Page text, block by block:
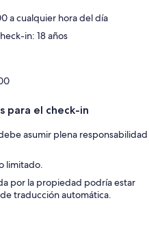
a cualquier hora del día
in: 18 años
para el check-in
asumir plena responsabilidad
limitado.
por la propiedad podría estar
traducción automática.